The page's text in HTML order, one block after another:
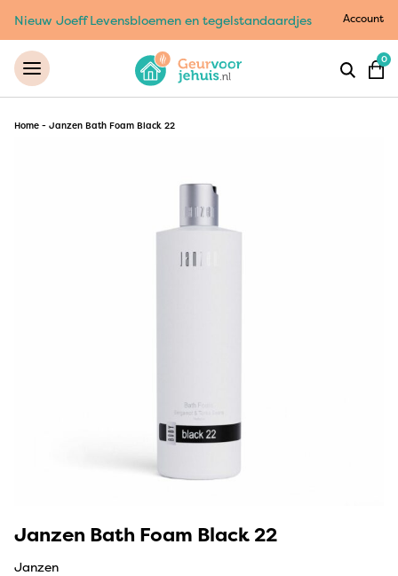
Nieuw Joeff Levensbloemen en tegelstandaardjes Account
0
Home - Janzen Bath Foam Black 22
Janzen Bath Foam Black 22
Janzen